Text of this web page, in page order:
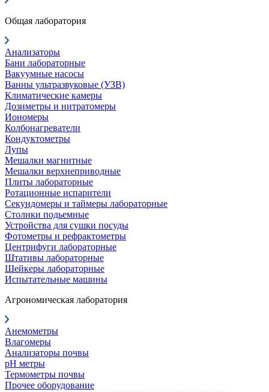
Общая лаборатория
Анализаторы
Бани лабораторные
Вакуумные насосы
Ванны ультразвуковые (УЗВ)
Климатические камеры
Дозиметры и нитратомеры
Иономеры
Колбонагреватели
Кондуктометры
Лупы
Мешалки магнитные
Мешалки верхнеприводные
Плиты лабораторные
Ротационные испарители
Секундомеры и таймеры лабораторные
Столики подьемные
Устройства для сушки посуды
Фотометры и рефрактометры
Центрифуги лабораторные
Штативы лабораторные
Шейкеры лабораторные
Испытательные машины
Агрономическая лаборатория
Анемометры
Влагомеры
Анализаторы почвы
pH метры
Термометры почвы
Прочее оборудование